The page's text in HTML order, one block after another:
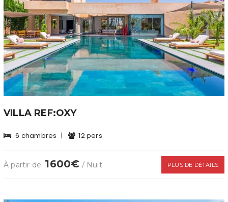
VILLA REF:OXY
6 chambres | 12 pers
À partir de 1600€ / Nuit PLUS DE DÉTAILS